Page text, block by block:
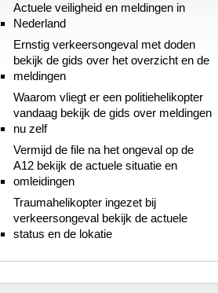
Actuele veiligheid en meldingen in
Nederland
Ernstig verkeersongeval met doden
bekijk de gids over het overzicht en de
meldingen
Waarom vliegt er een politiehelikopter
vandaag bekijk de gids over meldingen
nu zelf
Vermijd de file na het ongeval op de
A12 bekijk de actuele situatie en
omleidingen
Traumahelikopter ingezet bij
verkeersongeval bekijk de actuele
status en de lokatie